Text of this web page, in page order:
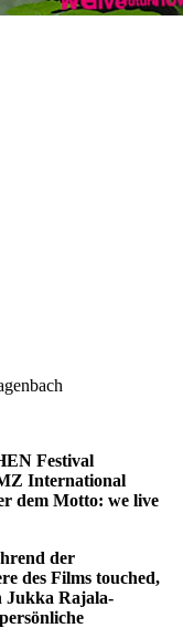
Festival
International
dem Motto: we live
der
des Films touched,
Jukka Rajala-